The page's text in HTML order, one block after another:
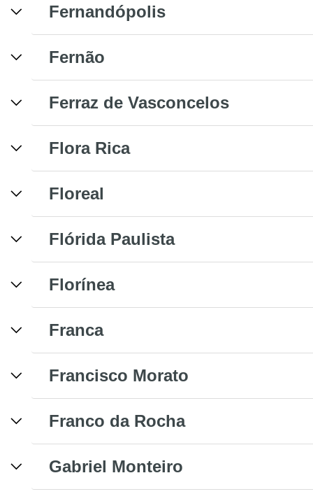
Fernandópolis
Fernão
Ferraz de Vasconcelos
Flora Rica
Floreal
Flórida Paulista
Florínea
Franca
Francisco Morato
Franco da Rocha
Gabriel Monteiro